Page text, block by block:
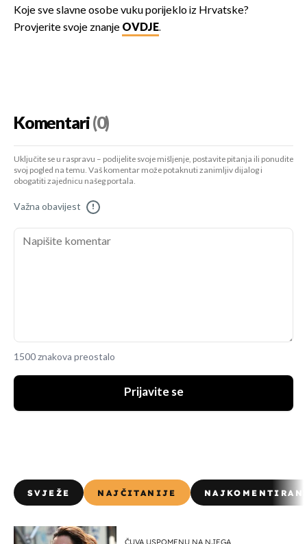
Koje sve slavne osobe vuku porijeklo iz Hrvatske?
Provjerite svoje znanje OVDJE.
Komentari(0)
Uključite se u raspravu – podijelite svoje mišljenje, postavite pitanja ili ponudite
svoj pogled na temu. Vaš komentar može potaknuti zanimljiv dijalog i
obogatiti zajednicu našeg portala.
Važna obavijest !
1500 znakova preostalo
Prijavite se
SVJEŽE NAJČITANIJE